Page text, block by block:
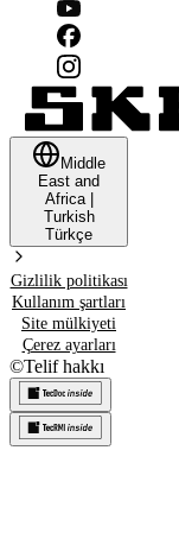
Middle
East and
Africa|
Turkish
Türkçe
Gizlilik politikası
Kullanım şartları
Site mülkiyeti
Çerez ayarları
©Telif hakkı